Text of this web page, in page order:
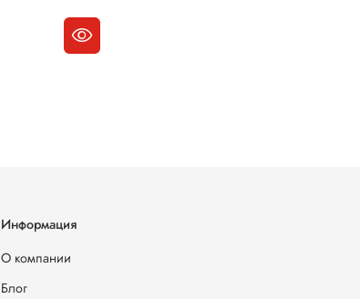
Информация
О компании
Блог